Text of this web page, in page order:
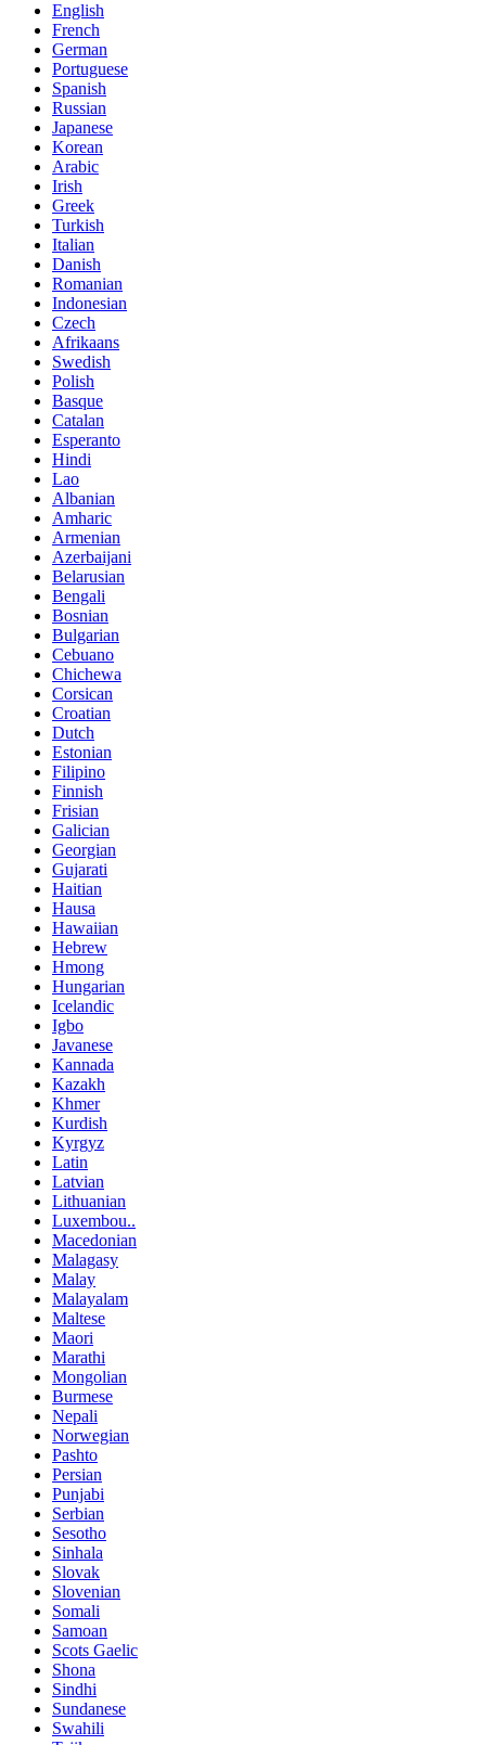
English
French
German
Portuguese
Spanish
Russian
Japanese
Korean
Arabic
Irish
Greek
Turkish
Italian
Danish
Romanian
Indonesian
Czech
Afrikaans
Swedish
Polish
Basque
Catalan
Esperanto
Hindi
Lao
Albanian
Amharic
Armenian
Azerbaijani
Belarusian
Bengali
Bosnian
Bulgarian
Cebuano
Chichewa
Corsican
Croatian
Dutch
Estonian
Filipino
Finnish
Frisian
Galician
Georgian
Gujarati
Haitian
Hausa
Hawaiian
Hebrew
Hmong
Hungarian
Icelandic
Igbo
Javanese
Kannada
Kazakh
Khmer
Kurdish
Kyrgyz
Latin
Latvian
Lithuanian
Luxembou..
Macedonian
Malagasy
Malay
Malayalam
Maltese
Maori
Marathi
Mongolian
Burmese
Nepali
Norwegian
Pashto
Persian
Punjabi
Serbian
Sesotho
Sinhala
Slovak
Slovenian
Somali
Samoan
Scots Gaelic
Shona
Sindhi
Sundanese
Swahili